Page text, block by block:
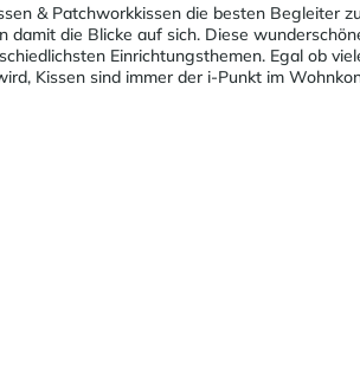
& Patchworkkissen die besten Begleiter
die Blicke auf sich. Diese
Einrichtungsthemen. Egal ob
Kissen sind immer der i-Punkt im